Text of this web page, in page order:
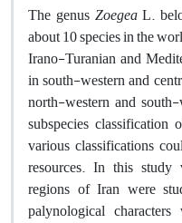
The genus ZoegeaL.
about 10 species in the
Irano-Turanian and
in south-western and
north-western and
subspecies
various classifications
resources. In this study
regions of Iran were
palynological